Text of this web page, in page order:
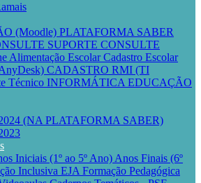
(Moodle) PLATAFORMA SABER
SUPORTE CONSULTE
Alimentação EscolarCadastro Escolar
CADASTRO RMI (TI
Técnico INFORMÁTICA EDUCAÇÃO
(NA PLATAFORMA SABER)
Iniciais (1º ao 5º Ano) Anos Finais (6º
Inclusiva EJA Formação Pedagógica